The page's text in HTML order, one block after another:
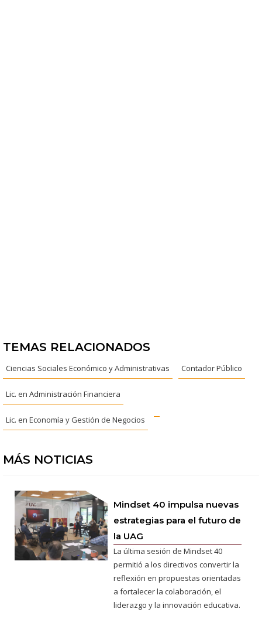
TEMAS RELACIONADOS
Ciencias Sociales Económico y Administrativas Contador Público
Lic. en Administración Financiera
Lic. en Economía y Gestión de Negocios
MÁS NOTICIAS
Mindset 40 impulsa nuevas
estrategias para el futuro de
la UAG
La última sesión de Mindset 40
permitió a los directivos convertir la
reflexión en propuestas orientadas
a fortalecer la colaboración, el
liderazgo y la innovación educativa.